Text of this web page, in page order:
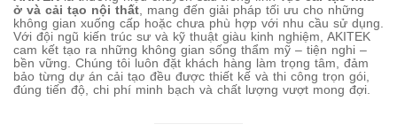
ở và cải tạo nội thất , mang đến giải pháp tối ưu cho những
không gian xuống cấp hoặc chưa phù hợp với nhu cầu sử dụng.
Với đội ngũ kiến trúc sư và kỹ thuật giàu kinh nghiệm, AKITEK
cam kết tạo ra những không gian sống thẩm mỹ – tiện nghi –
bền vững. Chúng tôi luôn đặt khách hàng làm trọng tâm, đảm
bảo từng dự án cải tạo đều được thiết kế và thi công trọn gói,
đúng tiến độ, chi phí minh bạch và chất lượng vượt mong đợi.